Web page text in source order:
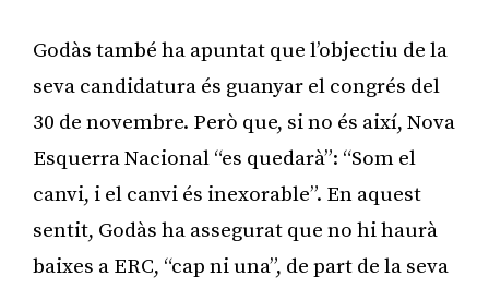
Godàs també ha apuntat que l’objectiu de la
seva candidatura és guanyar el congrés del
30 de novembre. Però que, si no és així, Nova
Esquerra Nacional “es quedarà”: “Som el
canvi, i el canvi és inexorable”. En aquest
sentit, Godàs ha assegurat que no hi haurà
baixes a ERC, “cap ni una”, de part de la seva